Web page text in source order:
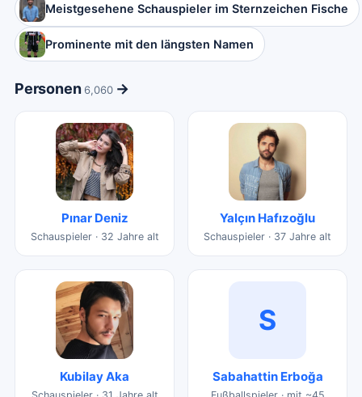
Meistgesehene Schauspieler im Sternzeichen Fische
Prominente mit den längsten Namen
Personen 6,060→
Pınar Deniz
Schauspieler · 32 Jahre alt
Yalçın Hafızoğlu
Schauspieler · 37 Jahre alt
Kubilay Aka
S
Sabahattin Erboğa